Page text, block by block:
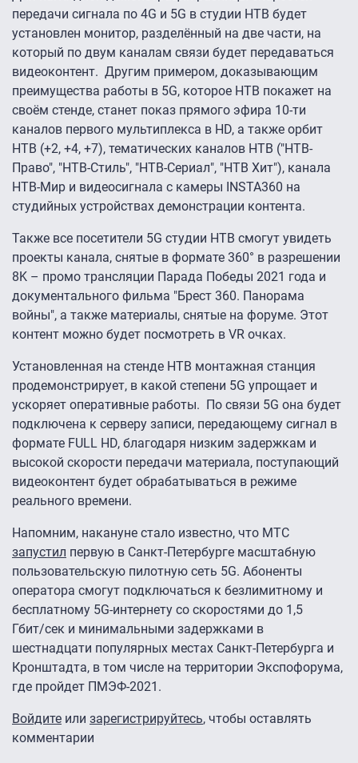
передачи сигнала по 4G и 5G в студии НТВ будет
установлен монитор, разделённый на две части, на
который по двум каналам связи будет передаваться
видеоконтент. Другим примером, доказывающим
преимущества работы в 5G, которое НТВ покажет на
своём стенде, станет показ прямого эфира 10-ти
каналов первого мультиплекса в HD, а также орбит
НТВ (+2, +4, +7), тематических каналов НТВ ("НТВ-
Право", "НТВ-Стиль", "НТВ-Сериал", "НТВ Хит"), канала
НТВ-Мир и видеосигнала с камеры INSTA360 на
студийных устройствах демонстрации контента.
Также все посетители 5G студии НТВ смогут увидеть
проекты канала, снятые в формате 360° в разрешении
8K – промо трансляции Парада Победы 2021 года и
документального фильма "Брест 360. Панорама
войны", а также материалы, снятые на форуме. Этот
контент можно будет посмотреть в VR очках.
Установленная на стенде НТВ монтажная станция
продемонстрирует, в какой степени 5G упрощает и
ускоряет оперативные работы. По связи 5G она будет
подключена к серверу записи, передающему сигнал в
формате FULL HD, благодаря низким задержкам и
высокой скорости передачи материала, поступающий
видеоконтент будет обрабатываться в режиме
реального времени.
Напомним, накануне стало известно, что МТС
запустил первую в Санкт-Петербурге масштабную
пользовательскую пилотную сеть 5G. Абоненты
оператора смогут подключаться к безлимитному и
бесплатному 5G-интернету со скоростями до 1,5
Гбит/cек и минимальными задержками в
шестнадцати популярных местах Санкт-Петербурга и
Кронштадта, в том числе на территории Экспофорума,
где пройдет ПМЭФ-2021.
Войдите или зарегистрируйтесь, чтобы оставлять
комментарии